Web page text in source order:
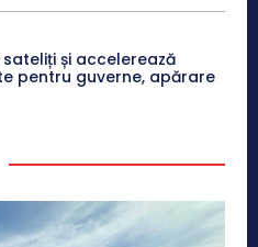
sateliți și accelerează
pentru guverne, apărare